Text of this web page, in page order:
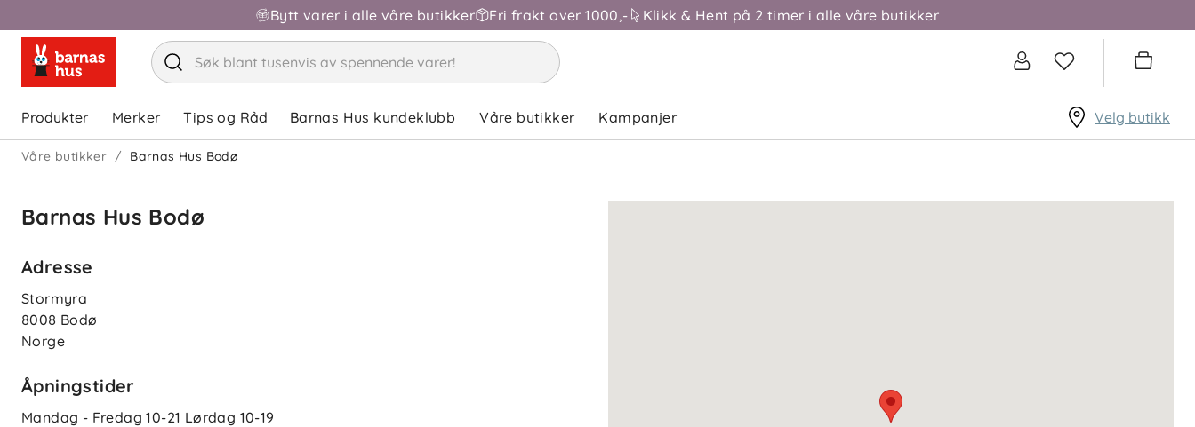
Bytt varer i alle våre butikker Fri frakt over 1000,- Klikk & Hent på 2 timer i alle våre butikker
Produkter Merker Tips og Råd Barnas Hus kundeklubb Våre butikker Kampanjer Velg butikk
Våre butikker Barnas Hus Bodø
Barnas Hus Bodø
Adresse
Stormyra
8008 Bodø
Norge
Åpningstider
Mandag - Fredag10-21 Lørdag 10-19